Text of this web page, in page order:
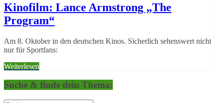
Kinofilm: Lance Armstrong „The
Program“
Am 8. Oktober in den deutschen Kinos. Sicherlich sehenswert nicht
nur für Sportfans:
Weiterlesen
Suche & finde dein Thema: